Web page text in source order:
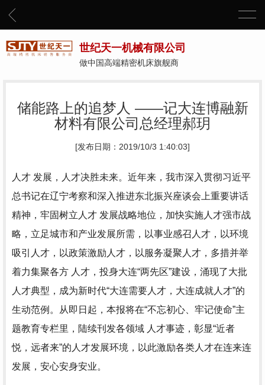
世纪天一机械有限公司
做中国高端精密机床旗舰商
储能路上的追梦人 ——记大连博融新
材料有限公司总经理郝玥
[发布日期：2019/10/3 1:40:03]
人才 发展，人才决胜未来。近年来，我市深入贯彻习近平
总书记在辽宁考察和深入推进东北振兴座谈会上重要讲话
精神，牢固树立人才 发展战略地位，加快实施人才强市战
略，立足城市和产业发展所需，以事业感召人才，以环境
吸引人才，以政策激励人才，以服务凝聚人才，多措并举
着力集聚各方 人才，投身大连“两先区”建设，涌现了大批
人才典型，成为新时代“大连需要人才，大连成就人才”的
生动范例。从即日起，本报将在“不忘初心、牢记使命”主
题教育专栏里，陆续刊发各领域 人才事迹，彰显“近者
悦，远者来”的人才发展环境，以此激励各类人才在连来连
发展，安心安身安业。